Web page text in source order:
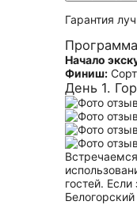
Гарантия
Программа
Начало
Финиш:
День 1.
гостей.